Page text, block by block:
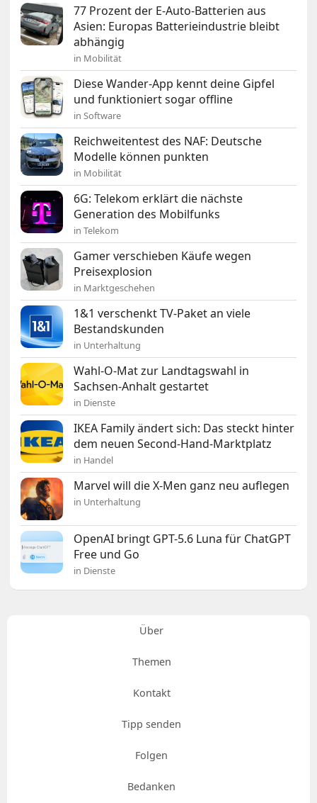
77 Prozent der E-Auto-Batterien aus
Asien: Europas Batterieindustrie bleibt
abhängig
in Mobilität
Diese Wander-App kennt deine Gipfel
und funktioniert sogar offline
in Software
Reichweitentest des NAF: Deutsche
Modelle können punkten
in Mobilität
6G: Telekom erklärt die nächste
Generation des Mobilfunks
in Telekom
Gamer verschieben Käufe wegen
Preisexplosion
in Marktgeschehen
1&1 verschenkt TV-Paket an viele
Bestandskunden
in Unterhaltung
Wahl-O-Mat zur Landtagswahl in
Sachsen-Anhalt gestartet
in Dienste
IKEA Family ändert sich: Das steckt hinter
dem neuen Second-Hand-Marktplatz
in Handel
Marvel will die X-Men ganz neu auflegen
in Unterhaltung
OpenAI bringt GPT-5.6 Luna für ChatGPT
Free und Go
in Dienste
Über
Themen
Kontakt
Tipp senden
Folgen
Bedanken